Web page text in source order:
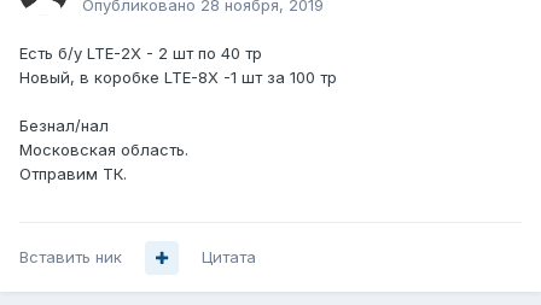
Опубликовано 28 ноября, 2019
Есть б/у LTE-2X - 2 шт по 40 тр
Новый, в коробке LTE-8X -1 шт за 100 тр
Безнал/нал
Московская область.
Отправим ТК.
Вставить ник Цитата